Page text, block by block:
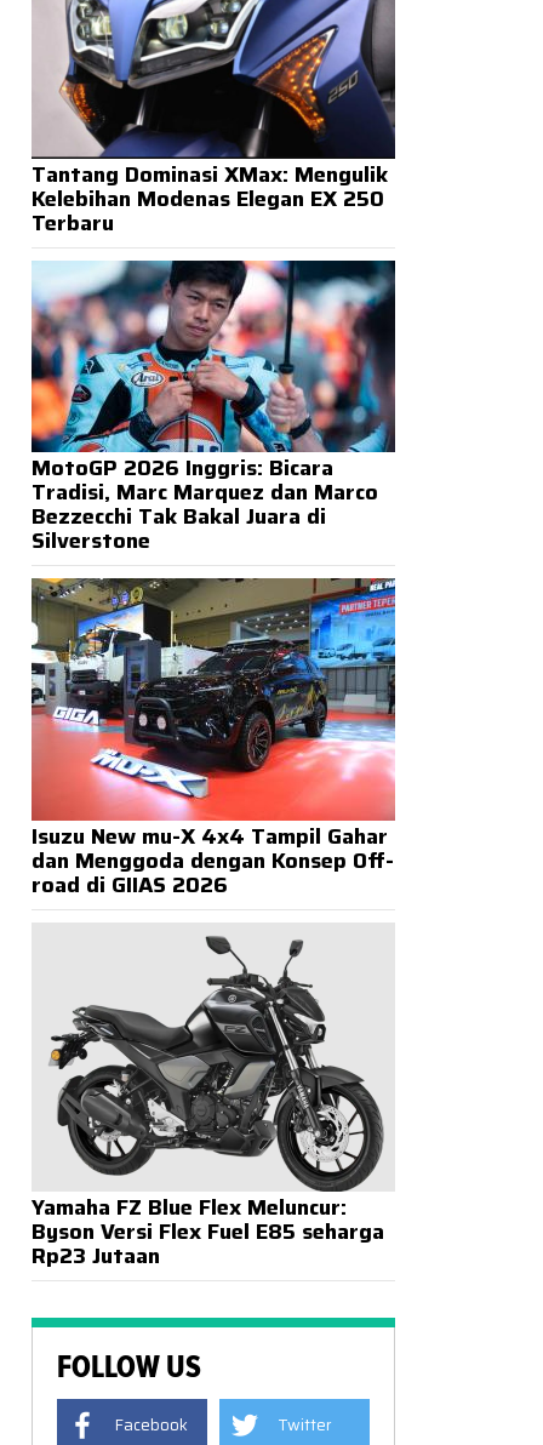
Tantang Dominasi XMax: Mengulik
Kelebihan Modenas Elegan EX 250
Terbaru
MotoGP 2026 Inggris: Bicara
Tradisi, Marc Marquez dan Marco
Bezzecchi Tak Bakal Juara di
Silverstone
Isuzu New mu-X 4x4 Tampil Gahar
dan Menggoda dengan Konsep Off-
road di GIIAS 2026
Yamaha FZ Blue Flex Meluncur:
Byson Versi Flex Fuel E85 seharga
Rp23 Jutaan
FOLLOW US
Facebook Twitter